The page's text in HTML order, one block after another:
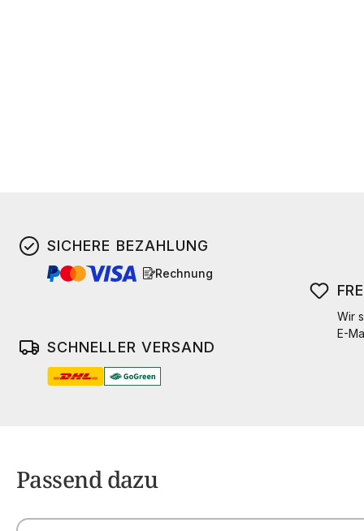
SICHERE BEZAHLUNG
Rechnung
SCHNELLER VERSAND
Wir
E-
Passend dazu